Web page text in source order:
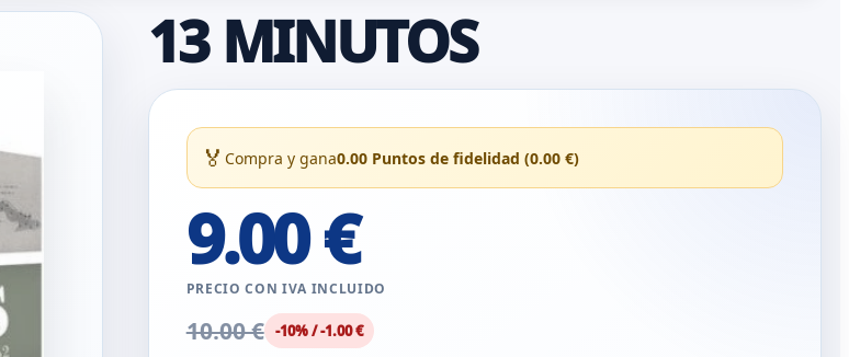
13 MINUTOS
🏅 Compra y gana0.00 Puntos de fidelidad (0.00 €)
9.00 €
PRECIO CON IVA INCLUIDO
10.00 € -10% / -1.00 €